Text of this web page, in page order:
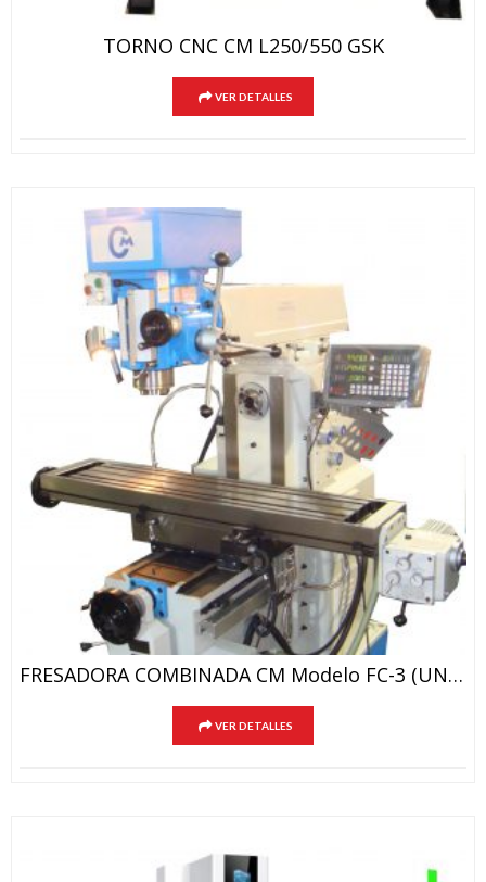
TORNO CNC CM L250/550 GSK
VER DETALLES
FRESADORA COMBINADA CM Modelo FC-3 (UNIVERSAL Y TORRETA)
VER DETALLES